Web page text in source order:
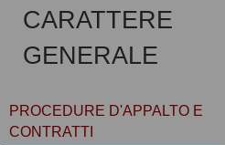
CARATTERE
GENERALE
PROCEDURE D'APPALTO E
CONTRATTI